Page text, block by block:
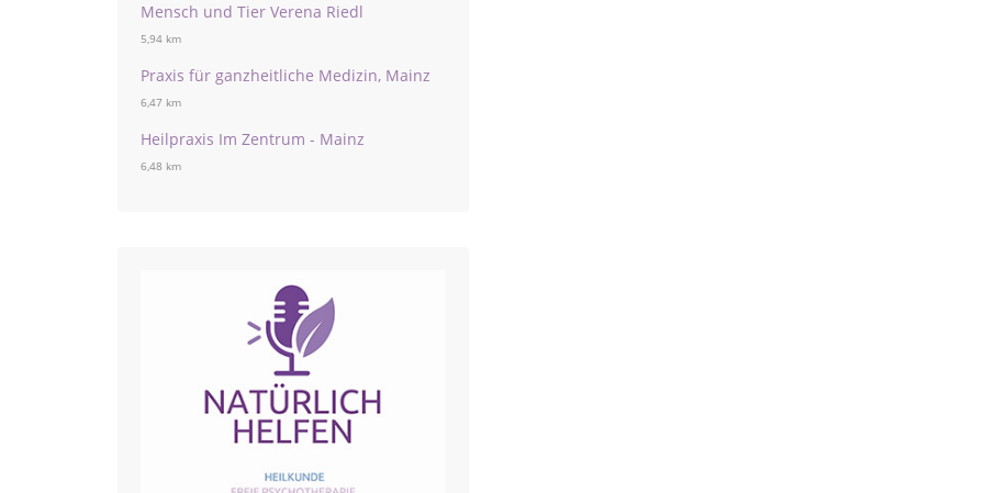
Mensch und Tier Verena Riedl
5,94 km
Praxis für ganzheitliche Medizin, Mainz
6,47 km
Heilpraxis Im Zentrum - Mainz
6,48 km